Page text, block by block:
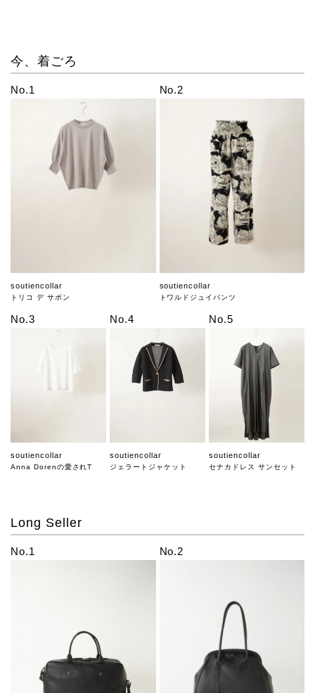
今、着ごろ
No.1
soutiencollar
トリコ デ サボン
No.2
soutiencollar
トワルドジュイパンツ
No.3
soutiencollar
Anna Dorenの愛されT
No.4
soutiencollar
ジェラートジャケット
No.5
soutiencollar
セナカドレス サンセット
Long Seller
No.1 No.2